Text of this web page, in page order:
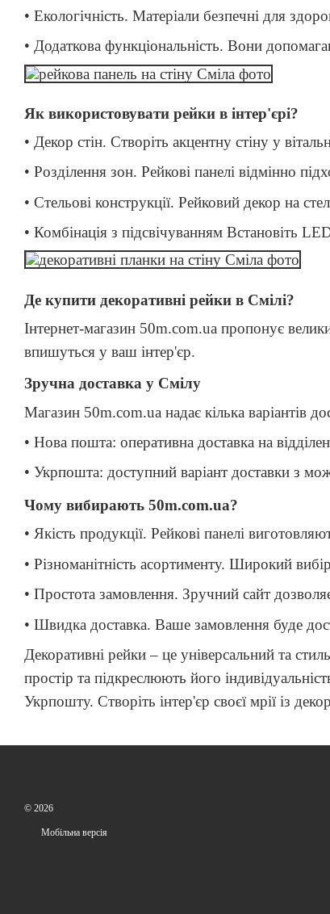
• Екологічність. Матеріали безпечні для
• Додаткова функціональність. Вони
Як використовувати рейки в інтер'єрі?
• Декор стін. Створіть акцентну стіну у
• Розділення зон. Рейкові панелі відмінно
• Стельові конструкції. Рейковий декор на
• Комбінація з підсвічуванням Встановіть
Де купити декоративні рейки в Смілі?
Інтернет-магазин 50m.com.ua пропонує
впишуться у ваш інтер'єр.
Зручна доставка у Смілу
Магазин 50m.com.ua надає кілька варіантів
• Нова пошта: оперативна доставка на
• Укрпошта: доступний варіант доставки з
Чому вибирають 50m.com.ua?
• Якість продукції. Рейкові панелі
• Різноманітність асортименту. Широкий
• Простота замовлення. Зручний сайт
• Швидка доставка. Ваше замовлення буде
Декоративні рейки – це універсальний та
простір та підкреслюють його
Укрпошту. Створіть інтер'єр своєї мрії із
© 2026
Мобільна версія